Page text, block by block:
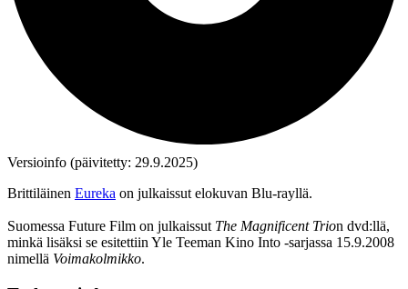
Versioinfo (päivitetty: 29.9.2025)
Brittiläinen Eureka on julkaissut elokuvan Blu‑rayllä.
Suomessa Future Film on julkaissut The Magnificent Trion dvd:llä,
minkä lisäksi se esitettiin Yle Teeman Kino Into ‑sarjassa 15.9.2008
nimellä Voimakolmikko.